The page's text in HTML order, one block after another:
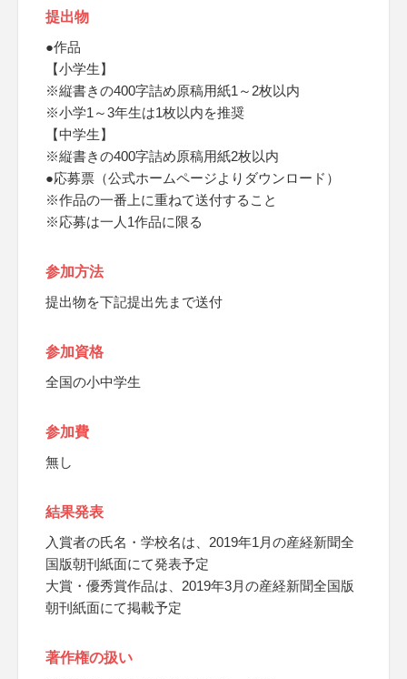
提出物
●作品
【小学生】
※縦書きの400字詰め原稿用紙1～2枚以内
※小学1～3年生は1枚以内を推奨
【中学生】
※縦書きの400字詰め原稿用紙2枚以内
●応募票（公式ホームページよりダウンロード）
※作品の一番上に重ねて送付すること
※応募は一人1作品に限る
参加方法
提出物を下記提出先まで送付
参加資格
全国の小中学生
参加費
無し
結果発表
入賞者の氏名・学校名は、2019年1月の産経新聞全
国版朝刊紙面にて発表予定
大賞・優秀賞作品は、2019年3月の産経新聞全国版
朝刊紙面にて掲載予定
著作権の扱い